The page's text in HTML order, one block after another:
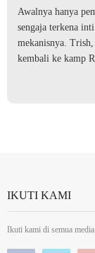
Awalnya hanya
sengaja terkena
mekanisnya.
kembali ke kamp
IKUTI KAMI
Ikuti kami di semua